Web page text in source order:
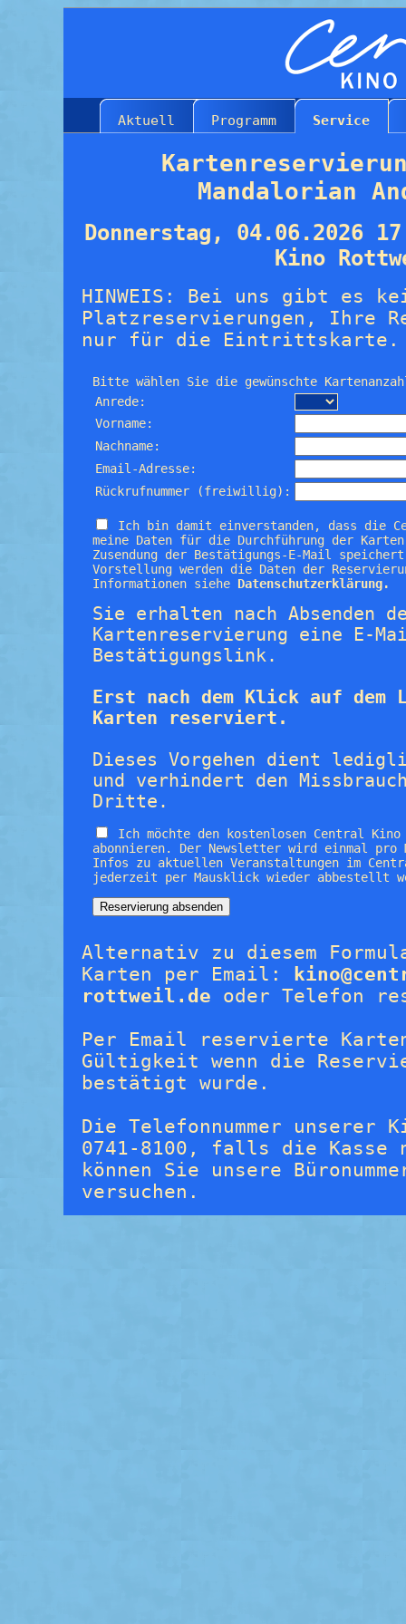
Aktuell Programm Service
Mandalorian
Donnerstag, 04.06.2026
Kino
HINWEIS: Bei uns gibt es
Platzreservierungen, Ihre
nur für die Eintrittskarte.
Bitte wählen Sie die gewünschte
Anrede:
Vorname:
Nachname:
Email-Adresse:
Rückrufnummer (freiwillig):
Ich bin damit einverstanden, dass die
meine Daten für die Durchführung der
Zusendung der Bestätigungs-E-Mail
Vorstellung werden die Daten der
Informationen siehe Datenschutzerklärung.
Sie erhalten nach Absenden
Kartenreservierung eine E-
Bestätigungslink.
Erst nach dem Klick auf
Karten reserviert.
Dieses Vorgehen dient
und verhindert den
Dritte.
Ich möchte den kostenlosen Central
abonnieren. Der Newsletter wird einmal pro
Infos zu aktuellen Veranstaltungen im
jederzeit per Mausklick wieder abbestellt
Alternativ zu diesem
Karten per Email:
rottweil.de oder Telefon
Per Email reservierte
Gültigkeit wenn die
bestätigt wurde.
Die Telefonnummer unserer
0741-8100, falls die
können Sie unsere
versuchen.